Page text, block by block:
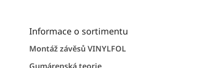
Informace o sortimentu
Montáž závěsů VINYLFOL
Gumárenská teorie